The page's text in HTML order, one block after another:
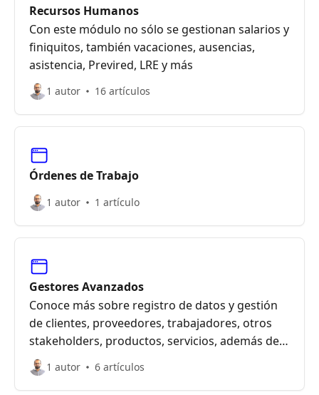
Recursos Humanos
Con este módulo no sólo se gestionan salarios y
finiquitos, también vacaciones, ausencias,
asistencia, Previred, LRE y más
1 autor 16 artículos
Órdenes de Trabajo
1 autor 1 artículo
Gestores Avanzados
Conoce más sobre registro de datos y gestión
de clientes, proveedores, trabajadores, otros
stakeholders, productos, servicios, además de
configurar tareas y automatizaciones
1 autor 6 artículos